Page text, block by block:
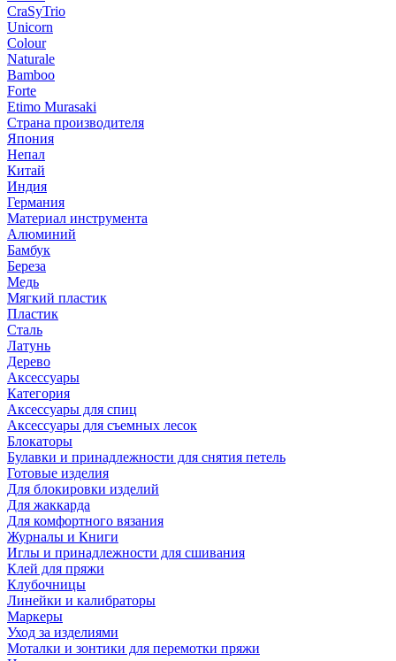
CraSyTrio
Unicorn
Colour
Naturale
Bamboo
Forte
Etimo Murasaki
Страна производителя
Япония
Непал
Китай
Индия
Германия
Материал инструмента
Алюминий
Бамбук
Береза
Медь
Мягкий пластик
Пластик
Сталь
Латунь
Дерево
Аксессуары
Категория
Аксессуары для спиц
Аксессуары для съемных лесок
Блокаторы
Булавки и принадлежности для снятия петель
Готовые изделия
Для блокировки изделий
Для жаккарда
Для комфортного вязания
Журналы и Книги
Иглы и принадлежности для сшивания
Клей для пряжи
Клубочницы
Линейки и калибраторы
Маркеры
Уход за изделиями
Моталки и зонтики для перемотки пряжи